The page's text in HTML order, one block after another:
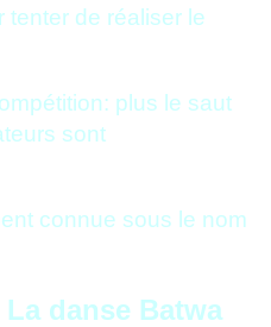
tenter de réaliser le
plus le saut
sont
connue sous le nom
La danse Batwa